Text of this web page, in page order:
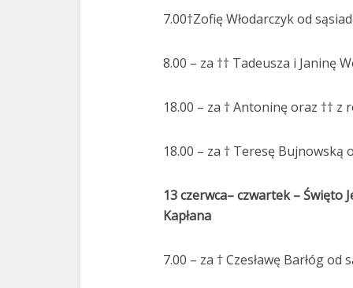
7.00†Zofię Włodarczyk od
8.00 – za †† Tadeusza i Janinę
18.00 – za † Antoninę oraz †† z
18.00 – za † Teresę Bujnowską
13 czerwca– czwartek – Święto
Kapłana
7.00 – za † Czesławę Barłóg